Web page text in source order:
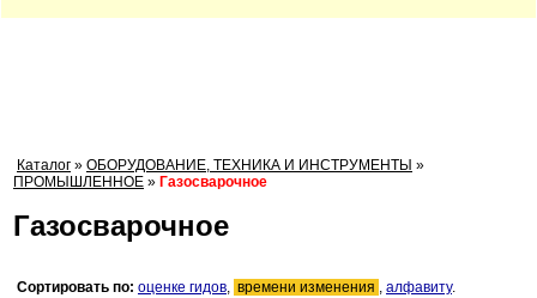
Каталог » ОБОРУДОВАНИЕ, ТЕХНИКА И ИНСТРУМЕНТЫ »
ПРОМЫШЛЕННОЕ » Газосварочное
Газосварочное
Сортировать по: оценке гидов, времени изменения , алфавиту.